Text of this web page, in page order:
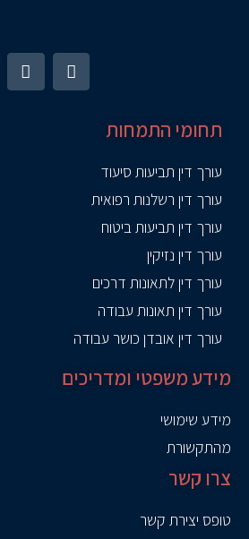
תחומי התמחות
עורך דין תביעות סיעוד
עורך דין רשלנות רפואית
עורך דין תביעות ביטוח
עורך דין נזיקין
עורך דין לתאונות דרכים
עורך דין תאונות עבודה
עורך דין אובדן כושר עבודה
מידע משפטי ומדריכים
מידע שימושי
מהתקשורת
צרו קשר
טופס יצירת קשר